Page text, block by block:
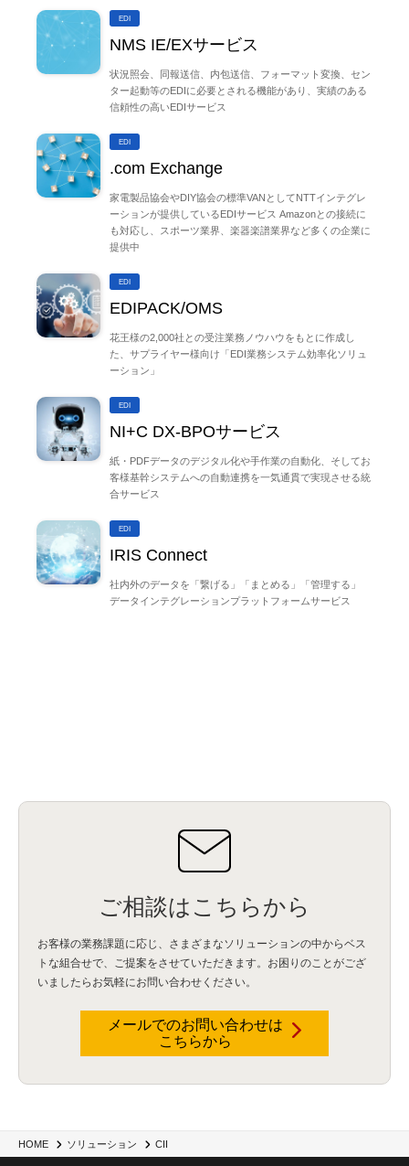
HOME ソリューション CII
EDI
NMS IE/EXサービス
状況照会、同報送信、内包送信、フォーマット変換、セン
ター起動等のEDIに必要とされる機能があり、実績のある
信頼性の高いEDIサービス
EDI
.com Exchange
家電製品協会やDIY協会の標準VANとしてNTTインテグレ
ーションが提供しているEDIサービス Amazonとの接続に
も対応し、スポーツ業界、楽器楽譜業界など多くの企業に
提供中
EDI
EDIPACK/OMS
花王様の2,000社との受注業務ノウハウをもとに作成し
た、サプライヤー様向け「EDI業務システム効率化ソリュ
ーション」
EDI
NI+C DX-BPOサービス
紙・PDFデータのデジタル化や手作業の自動化、そしてお
客様基幹システムへの自動連携を一気通貫で実現させる統
合サービス
EDI
IRIS Connect
社内外のデータを「繋げる」「まとめる」「管理する」
データインテグレーションプラットフォームサービス
ご相談はこちらから
お客様の業務課題に応じ、さまざまなソリューションの中からベス
トな組合せで、
ご提案をさせていただきます。お困りのことがござ
いましたらお気軽にお問い合わせください。
メールでのお問い合わせは
こちらから